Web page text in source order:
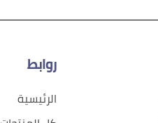
روابط
الرئيسية